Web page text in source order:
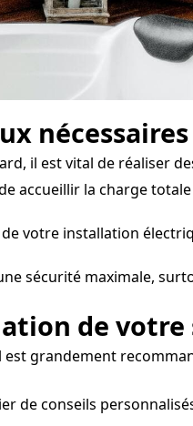
nécessaires
il est vital de réaliser
accueillir la charge
votre installation
sécurité maximale,
de votre
grandement
conseils